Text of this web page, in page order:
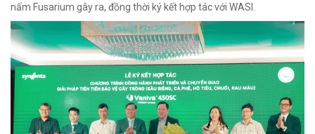
nấm Fusarium gây ra, đồng thời ký kết hợp tác với WASI.